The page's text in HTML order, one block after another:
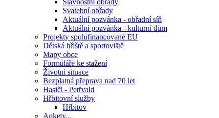
Slavnostní obřady
Svatební obřady
Aktuální pozvánka - obřadní síň
Aktuální pozvánka - kulturní dům
Projekty spolufinancované EU
Dětská hřiště a sportoviště
Mapy obce
Formuláře ke stažení
Životní situace
Bezplatná přeprava nad 70 let
Hasiči - Petřvald
Hřbitovní služby
Hřbitov
Ankety...